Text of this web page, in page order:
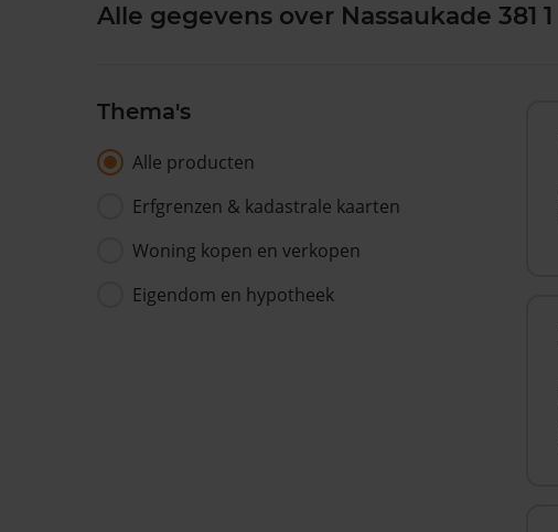
Alle gegevens over Nassaukade 381 1
Thema's
Alle producten
Erfgrenzen & kadastrale kaarten
Woning kopen en verkopen
Eigendom en hypotheek